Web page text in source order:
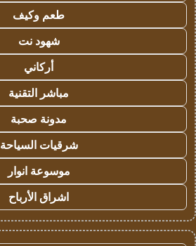
طعم وكيف
شهود نت
أركاني
مباشر التقنية
مدونة صحبة
شرقيات السياحة
موسوعة انوار
اشراق الأرباح